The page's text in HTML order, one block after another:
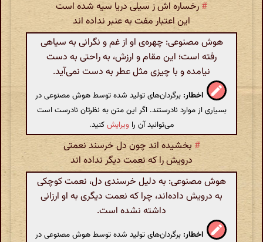
# رخساره اش ز سیلی دریا سیه شده است
این اعتبار مفت به عنبر نداده اند
هوش مصنوعی: چهره‌ی او از غم و نگرانی به سیاهی
رفته است؛ این مقام و ارزش، به راحتی به دست
نیامده و با چیزی مثل عطر به دست نمی‌آید.
اخطار: برگردان‌های تولید شده توسط هوش مصنوعی در
بسیاری از موارد نادرستند. اگر این متن به نظرتان نادرست است
می‌توانید آن را ویرایشکنید.
# بخشیده اند چون دل خرسند نعمتی
درویش را که نعمت دیگر نداده اند
هوش مصنوعی: به دلیل خرسندی دل، نعمت کوچکی
به درویش داده‌اند، چرا که نعمت دیگری به او ارزانی
داشته نشده است.
اخطار: برگردان‌های تولید شده توسط هوش مصنوعی در